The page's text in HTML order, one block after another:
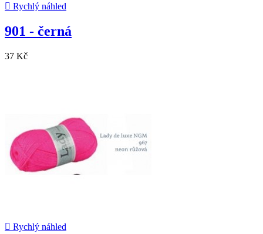
 Rychlý náhled
901 - černá
37 Kč
 Rychlý náhled